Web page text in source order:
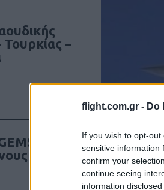
flight.com.gr - Do
If you wish to opt-
sensitive information
confirm your
continue seeing
information
–
φωτίζει
στο